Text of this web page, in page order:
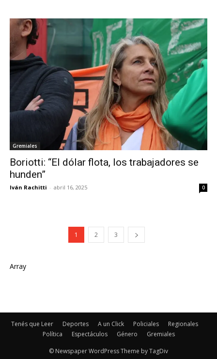
Gremiales
Boriotti: “El dólar flota, los trabajadores se
hunden”
Iván Rachitti - abril 16, 2025 0
1 2 3
Array
Tenés que Leer Deportes A un Click Policiales
Regionales
Política
Espectáculos Género Gremiales
© Newspaper WordPress Theme by TagDiv